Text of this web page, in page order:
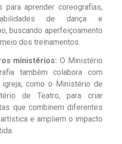
para aprender coreografias,
de dança e
buscando aperfeiçoamento
dos treinamentos.
ministérios:O Ministério
também colabora com
como o Ministério de
de Teatro, para criar
que combinem diferentes
e ampliem o impacto